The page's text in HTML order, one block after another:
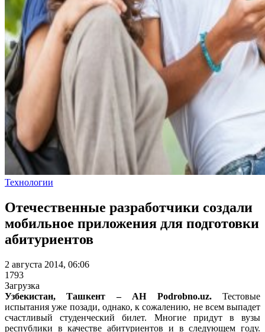
Технологии
Отечественные разработчики создали
мобильное приложения для подготовки
абитуриентов
2 августа 2014, 06:06
1793
Загрузка
Узбекистан, Ташкент – АН Podrobno.uz. Тестовые
испытания уже позади, однако, к сожалению, не всем выпадет
счастливый студенческий билет. Многие придут в вузы
республики в качестве абитуриентов и в следующем году.